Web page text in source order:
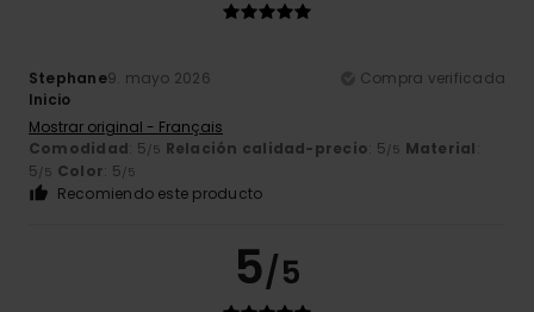
Stephane9. mayo 2026
Compra verificada
Inicio
Mostrar original - Français
Comodidad: 5/5 Relación calidad-precio: 5/5 Material:
5/5 Color: 5/5
Recomiendo este producto
5/5